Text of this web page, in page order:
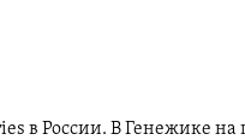
в России. В Генежике на